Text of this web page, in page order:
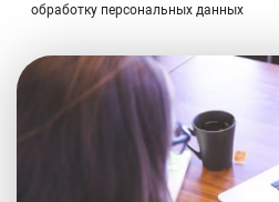
обработку персональных данных